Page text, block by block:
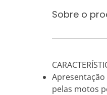
Sobre o
pelas motos